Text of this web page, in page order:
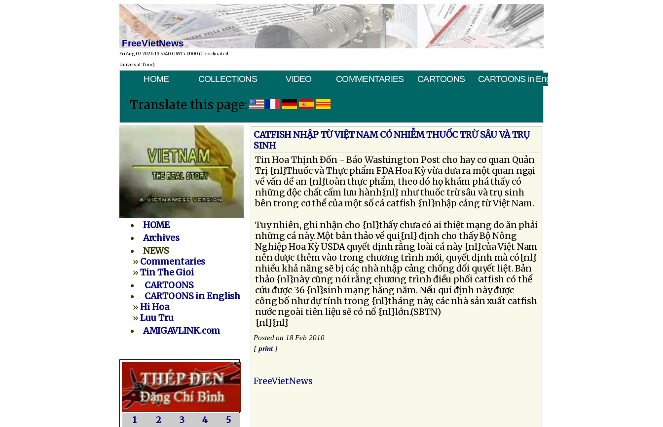
FreeVietNews
Fri Aug 07 2026 19:53:40 GMT+0000 (Coordinated
Universal Time)
HOME COLLECTIONS VIDEO COMMENTARIES CARTOONS CARTOONS in English
Translate this page:
HOME
Archives
NEWS
» Commentaries
»Tin The Gioi
CARTOONS
CARTOONS in English
»Hi Hoa
»Luu Tru
AMIGAVLINK.com
1 2 3 4
5
CATFISH NHẬP TỪ VIỆT NAM CÓ NHIỄM THUỐC TRỪ SÂU VÀ TRỤ
SINH
Tin Hoa Thịnh Ðốn - Báo Washington Post cho hay cơ quan Quản
Trị {nl}Thuốc và Thực phẩm FDA Hoa Kỳ vừa đưa ra một quan ngại
về vấn đề an {nl}toàn thực phẩm, theo đó họ khám phá thấy có
những độc chất cấm lưu hành{nl} như thuốc trừ sâu và trụ sinh
bên trong cơ thể của một số cá catfish {nl}nhập cảng từ Việt Nam.
Tuy nhiên, ghi nhận cho {nl}thấy chưa có ai thiệt mạng do ăn phải
những cá này. Một bản thảo về qui{nl} định cho thấy Bộ Nông
Nghiệp Hoa Kỳ USDA quyết định rằng loài cá này {nl}của Việt Nam
nên được thêm vào trong chương trình mới, quyết định mà có{nl}
nhiều khả năng sẽ bị các nhà nhập cảng chống đối quyết liệt. Bản
thảo {nl}này cũng nói rằng chương trình điều phối catfish có thể
cứu được 36 {nl}sinh mạng hằng năm. Nếu qui định này được
công bố như dự tính trong {nl}tháng này, các nhà sản xuất catfish
nước ngoài tiên liệu sẽ có nổ {nl}lớn.(SBTN)
{nl}{nl}
Posted on 18 Feb 2010
[print]
FreeVietNews